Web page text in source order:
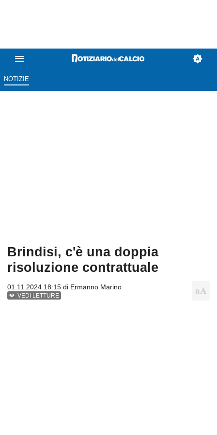
NOTIZIE
Brindisi, c'è una doppia
risoluzione contrattuale
01.11.2024 18:15 di Ermanno Marino
VEDI LETTURE